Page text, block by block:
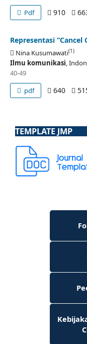
Pdf
910
Representasi
Nina Kusumawati(1)
Ilmu komunikasi,
40-49
pdf
640
TEMPLATE JMP